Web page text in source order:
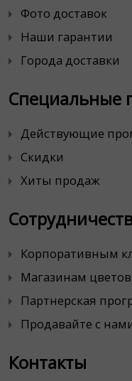
Фото доставок
Наши гарантии
Города доставки
Специальные
Действующие
Скидки
Хиты продаж
Корпоративным
Магазинам цветов
Партнерская
Продавайте с
Контакты